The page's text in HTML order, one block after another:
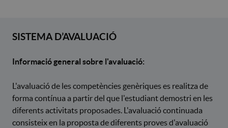
SISTEMA D’AVALUACIÓ
Informació general sobre l'avaluació:
L'avaluació de les competències genèriques es realitza de
forma contínua a partir del que l'estudiant demostri en les
diferents activitats proposades. L'avaluació continuada
consisteix en la proposta de diferents proves d'avaluació